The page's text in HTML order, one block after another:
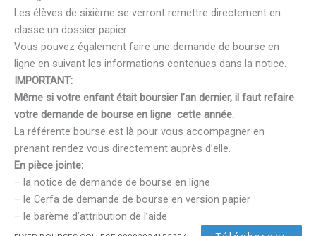
Les élèves de sixième se verront remettre directement en
classe un dossier papier.
Vous pouvez également faire une demande de bourse en
ligne en suivant les informations contenues dans la notice.
IMPORTANT:
Même si votre enfant était boursier l’an dernier, il faut refaire
votre demande de bourse en ligne cette année.
La référente bourse est là pour vous accompagner en
prenant rendez vous directement auprès d’elle.
En pièce jointe:
– la notice de demande de bourse en ligne
– le Cerfa de demande de bourse en version papier
– le barème d’attribution de l’aide